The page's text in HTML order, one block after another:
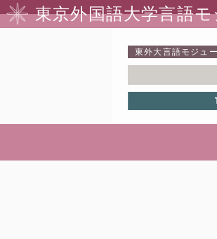
東京外国語大学言語
東外大言語モジュ